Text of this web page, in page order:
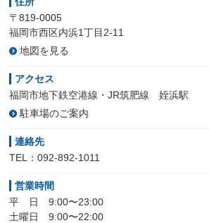
〒819-0005
福岡市西区内浜1丁目2-11
地図を見る
アクセス
福岡市地下鉄空港線・JR筑肥線 姪浜駅
駐車場のご案内
連絡先
TEL：092-892-1011
営業時間
平 日 9:00〜23:00
土曜日 9:00〜22:00